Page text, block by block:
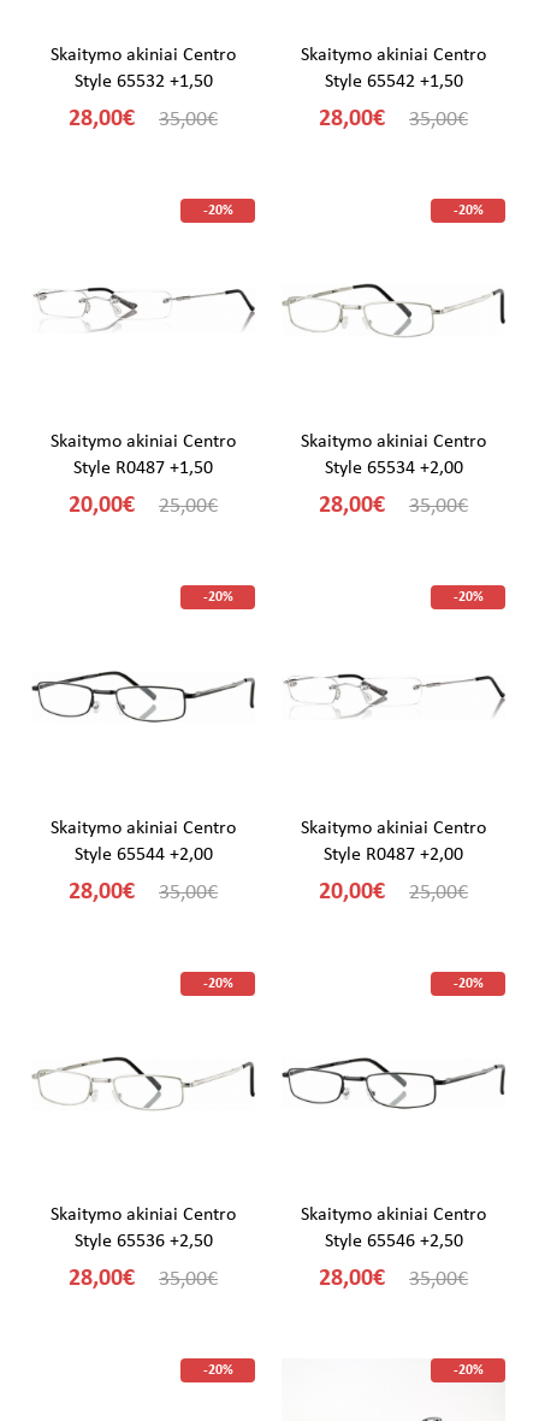
Skaitymo akiniai Centro
Style 65532 +1,50
28,00€ 35,00€
Skaitymo akiniai Centro
Style 65542 +1,50
28,00€ 35,00€
-20%
Skaitymo akiniai Centro
Style R0487 +1,50
20,00€ 25,00€
-20%
Skaitymo akiniai Centro
Style 65534 +2,00
28,00€ 35,00€
-20%
Skaitymo akiniai Centro
Style 65544 +2,00
28,00€ 35,00€
-20%
Skaitymo akiniai Centro
Style R0487 +2,00
20,00€ 25,00€
-20%
Skaitymo akiniai Centro
Style 65536 +2,50
28,00€ 35,00€
-20%
Skaitymo akiniai Centro
Style 65546 +2,50
28,00€ 35,00€
-20% -20%